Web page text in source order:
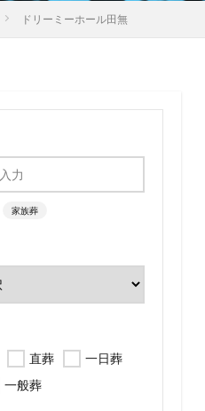
ドリーミーホール田無
家族葬
直葬
一日葬
一般葬